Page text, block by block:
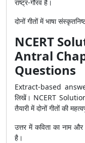
राष्ट्र-गौरव है।
दोनों गीतों में भाषा
NCERT
Antral
Questions
Extract-based
लिखें। NCERT
तैयारी में दोनों गीतों की
उत्तर में कविता का नाम
है।